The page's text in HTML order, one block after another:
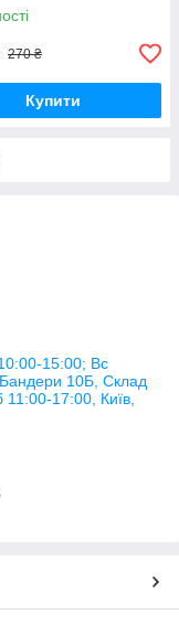
270 ₴
Купити
15:00; Вс
10Б, Склад
17:00, Київ,